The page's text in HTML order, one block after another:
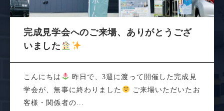
完成見学会へのご来場、ありがとうござ
いました
こんにちは
昨日で、3週に渡って開催した完成見
学会が、無事に終わりました
ご来場いただいたお
客様・関係者の...